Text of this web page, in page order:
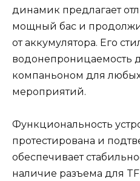
динамик предлагает
мощный бас и
от аккумулятора. Его
водонепроницаемость
компаньоном для
мероприятий.
Функциональность
протестирована и
обеспечивает
наличие разъема для